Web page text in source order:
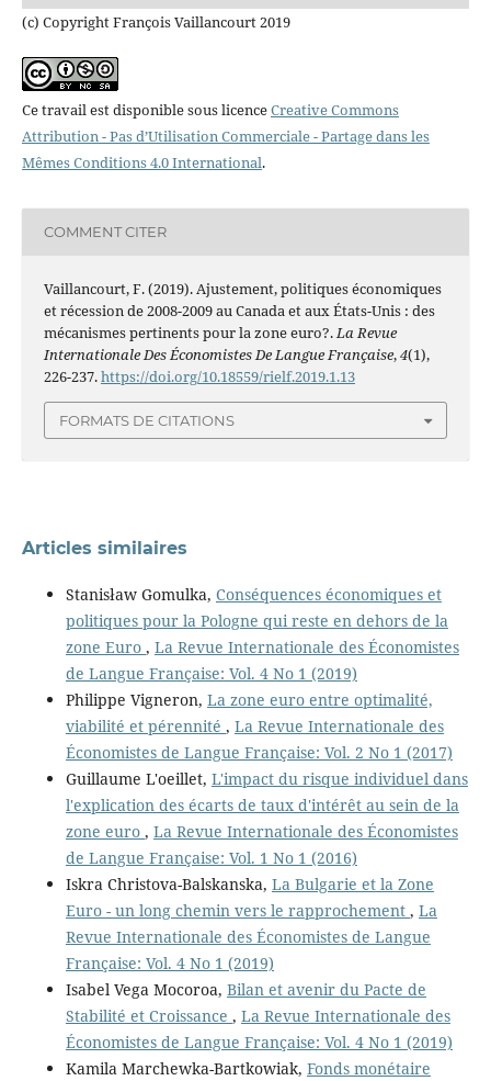
(c) Copyright François Vaillancourt 2019
Ce travail est disponible sous licenceCreative Commons
Attribution - Pas d’Utilisation Commerciale - Partage dans les
Mêmes Conditions 4.0 International.
COMMENT CITER
Vaillancourt, F. (2019). Ajustement, politiques économiques
et récession de 2008-2009 au Canada et aux États-Unis : des
mécanismes pertinents pour la zone euro?.La Revue
Internationale Des Économistes De Langue Française,4(1),
226-237.https://doi.org/10.18559/rielf.2019.1.13
FORMATS DE CITATIONS
Articles similaires
Stanisław Gomulka, Conséquences économiques et
politiques pour la Pologne qui reste en dehors de la
zone Euro , La Revue Internationale des Économistes
de Langue Française: Vol. 4 No 1 (2019)
Philippe Vigneron, La zone euro entre optimalité,
viabilité et pérennité , La Revue Internationale des
Économistes de Langue Française: Vol. 2 No 1 (2017)
Guillaume L'oeillet, L'impact du risque individuel dans
l'explication des écarts de taux d'intérêt au sein de la
zone euro , La Revue Internationale des Économistes
de Langue Française: Vol. 1 No 1 (2016)
Iskra Christova-Balskanska, La Bulgarie et la Zone
Euro - un long chemin vers le rapprochement , La
Revue Internationale des Économistes de Langue
Française: Vol. 4 No 1 (2019)
Isabel Vega Mocoroa, Bilan et avenir du Pacte de
Stabilité et Croissance , La Revue Internationale des
Économistes de Langue Française: Vol. 4 No 1 (2019)
Kamila Marchewka-Bartkowiak, Fonds monétaire